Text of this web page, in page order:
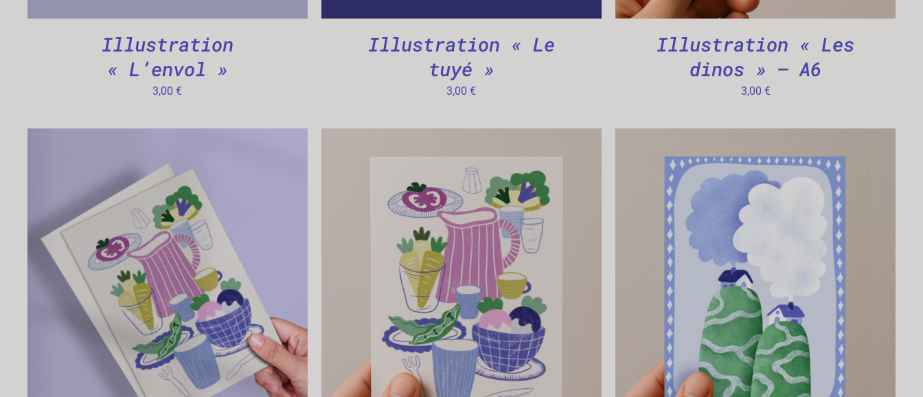
Illustration
« L’envol »
3,00€
Illustration « Le
tuyé »
3,00€
Illustration « Les
dinos » – A6
3,00 €
AJOUTER AU PANIER / APERÇU AJOUTER AU PANIER / APERÇU AJOUTER AU PANIER / APERÇU